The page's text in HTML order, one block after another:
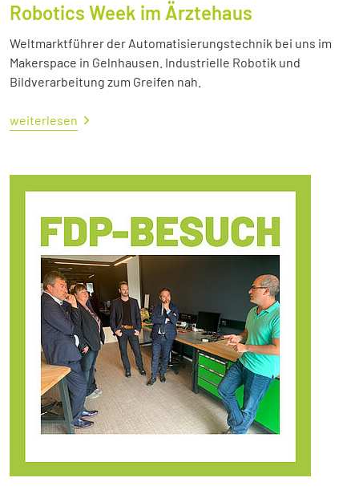
Robotics Week im Ärztehaus
Weltmarktführer der Automatisierungstechnik bei uns im
Makerspace in Gelnhausen. Industrielle Robotik und
Bildverarbeitung zum Greifen nah.
weiterlesen